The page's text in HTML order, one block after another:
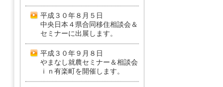
平成３０年８月５日
中央日本４県合同移住相談会＆
セミナーに出展します。
平成３０年９月８日
やまなし就農セミナー＆相談会
ｉｎ有楽町を開催します。